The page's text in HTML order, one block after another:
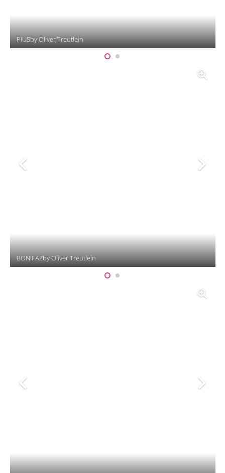
PIUSby Oliver Treutlein
BONIFAZby Oliver Treutlein